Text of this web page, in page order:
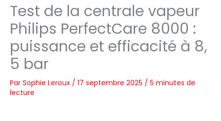
Test de la centrale vapeur
Philips PerfectCare 8000 :
puissance et efficacité à 8,
5 bar
Par Sophie Leroux / 17 septembre 2025 / 5 minutes de
lecture